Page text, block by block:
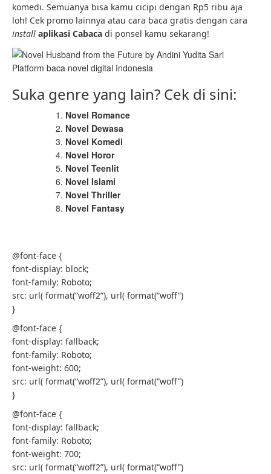
komedi. Semuanya bisa kamu cicipi dengan Rp5 ribu aja
loh! Cek promo lainnya atau cara baca gratis dengan cara
install aplikasi Cabaca di ponsel kamu sekarang!
Platform baca novel digital Indonesia
Suka genre yang lain? Cek di sini:
Novel Romance
Novel Dewasa
Novel Komedi
Novel Horor
Novel Teenlit
Novel Islami
Novel Thriller
Novel Fantasy
@font-face {
font-display: block;
font-family: Roboto;
src: url( format(“woff2”), url( format(“woff”)
}
@font-face {
font-display: fallback;
font-family: Roboto;
font-weight: 600;
src: url( format(“woff2”), url( format(“woff”)
}
@font-face {
font-display: fallback;
font-family: Roboto;
font-weight: 700;
src: url( format(“woff2”), url( format(“woff”)